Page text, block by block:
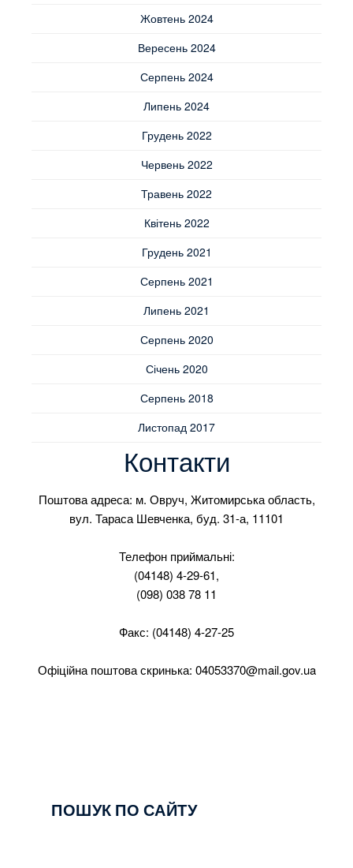
Жовтень 2024
Вересень 2024
Серпень 2024
Липень 2024
Грудень 2022
Червень 2022
Травень 2022
Квітень 2022
Грудень 2021
Серпень 2021
Липень 2021
Серпень 2020
Січень 2020
Серпень 2018
Листопад 2017
Контакти
Поштова адреса: м. Овруч, Житомирська область,
вул. Тараса Шевченка, буд. 31-а, 11101
Телефон приймальні:
(04148) 4-29-61,
(098) 038 78 11
Факс: (04148) 4-27-25
Офіційна поштова скринька: 04053370@mail.gov.ua
ПОШУК ПО САЙТУ